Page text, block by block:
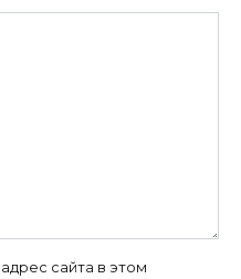
сайта в этом